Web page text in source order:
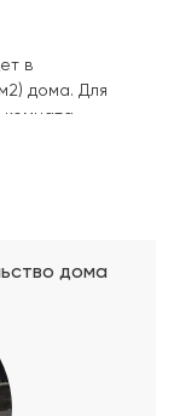
в
дома. Для
комната
для
м2,
так и со
гараж S=40 м2,
воротами.
дома